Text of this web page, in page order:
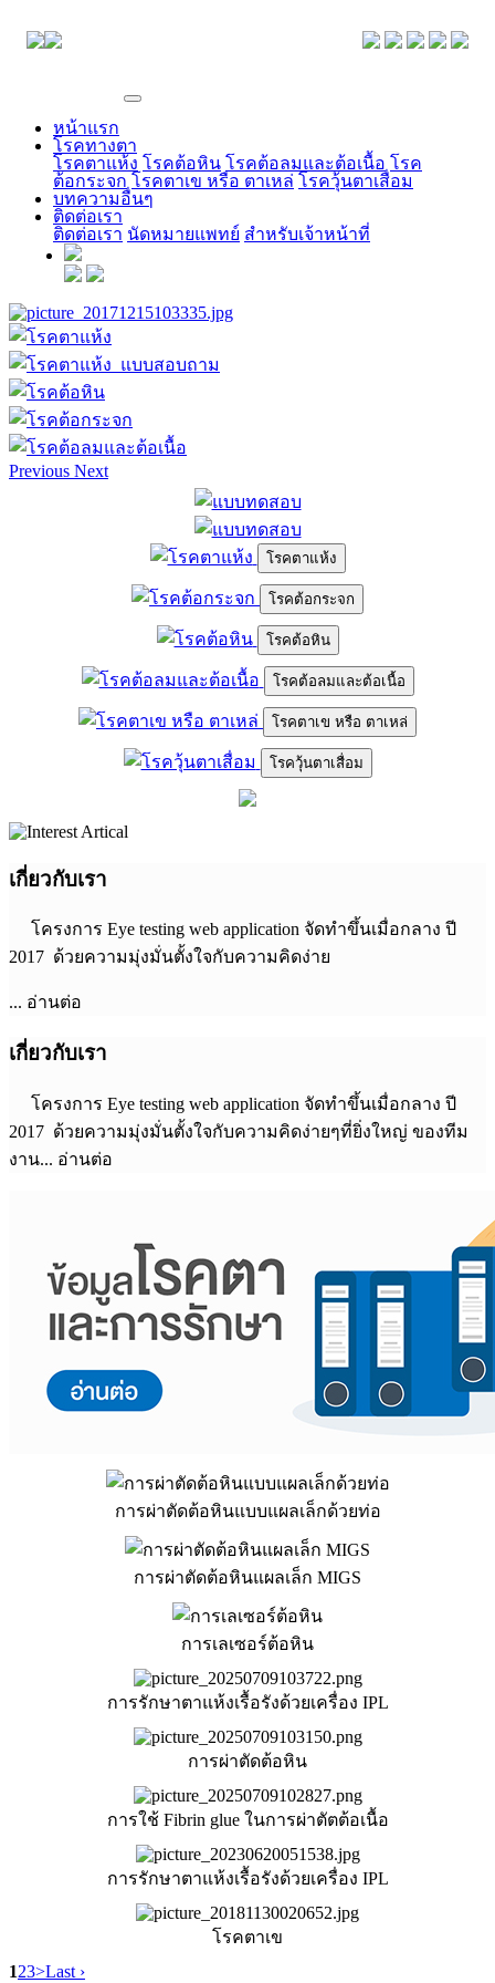
หน้าแรก
โรคทางตา
โรคตาแห้ง โรคต้อหิน โรคต้อลมและต้อเนื้อ โรค
ต้อกระจก โรคตาเข หรือ ตาเหล่ โรควุ้นตาเสื่อม
บทความอื่นๆ
ติดต่อเรา
ติดต่อเรา นัดหมายแพทย์ สำหรับเจ้าหน้าที่
Previous Next
โรคตาแห้ง
โรคต้อกระจก
โรคต้อหิน
โรคต้อลมและต้อเนื้อ
โรคตาเข หรือ ตาเหล่
โรควุ้นตาเสื่อม
เกี่ยวกับเรา
โครงการ Eye testing web application จัดทำขึ้นเมื่อกลาง ปี
2017 ด้วยความมุ่งมั่นตั้งใจกับความคิดง่าย
... อ่านต่อ
เกี่ยวกับเรา
โครงการ Eye testing web application จัดทำขึ้นเมื่อกลาง ปี
2017 ด้วยความมุ่งมั่นตั้งใจกับความคิดง่ายๆที่ยิ่งใหญ่ ของทีม
งาน... อ่านต่อ
การผ่าตัดต้อหินแบบแผลเล็กด้วยท่อ
การผ่าตัดต้อหินแผลเล็ก MIGS
การเลเซอร์ต้อหิน
การรักษาตาแห้งเรื้อรังด้วยเครื่อง IPL
การผ่าตัดต้อหิน
การใช้ Fibrin glue ในการผ่าตัตต้อเนื้อ
การรักษาตาแห้งเรื้อรังด้วยเครื่อง IPL
โรคตาเข
123>Last ›